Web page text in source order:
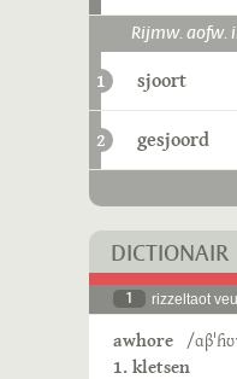
Rijmw. aofw.
1 sjoort
2 gesjoord
DICTIONAIR
1 rizzeltaot
awhore /
1. kletsen